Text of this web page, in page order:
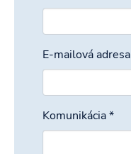
E-mailová adresa
Komunikácia*